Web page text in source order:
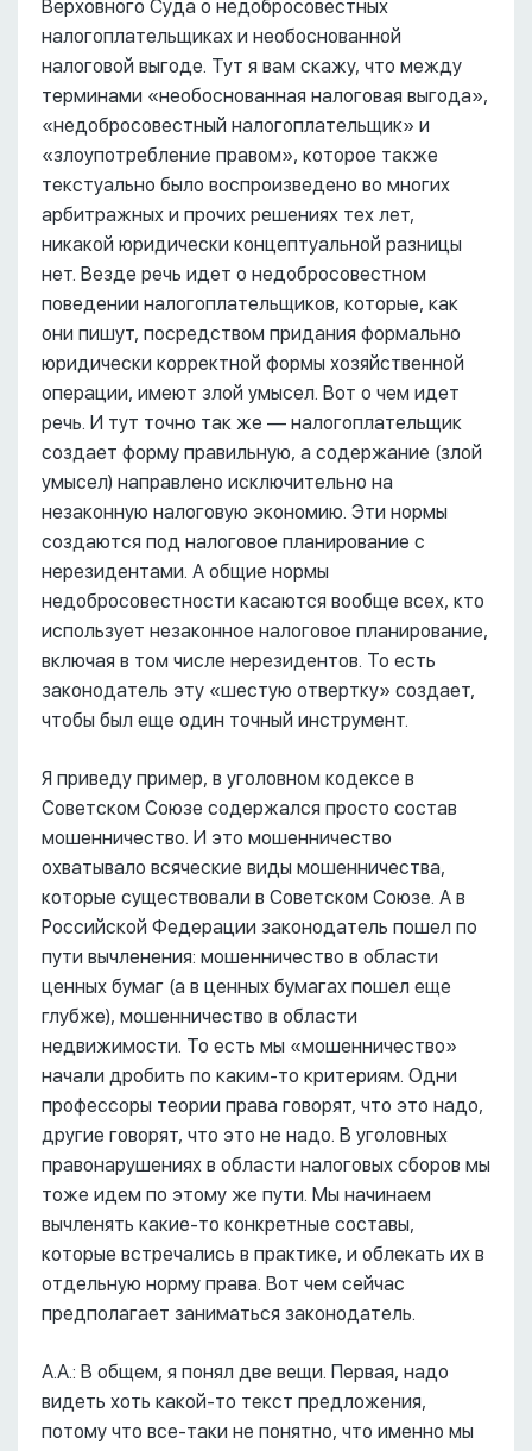
Верховного Суда о недобросовестных
налогоплательщиках и необоснованной
налоговой выгоде. Тут я вам скажу, что между
терминами «необоснованная налоговая выгода»,
«недобросовестный налогоплательщик» и
«злоупотребление правом», которое также
текстуально было воспроизведено во многих
арбитражных и прочих решениях тех лет,
никакой юридически концептуальной разницы
нет. Везде речь идет о недобросовестном
поведении налогоплательщиков, которые, как
они пишут, посредством придания формально
юридически корректной формы хозяйственной
операции, имеют злой умысел. Вот о чем идет
речь. И тут точно так же –– налогоплательщик
создает форму правильную, а содержание (злой
умысел) направлено исключительно на
незаконную налоговую экономию. Эти нормы
создаются под налоговое планирование с
нерезидентами. А общие нормы
недобросовестности касаются вообще всех, кто
использует незаконное налоговое планирование,
включая в том числе нерезидентов. То есть
законодатель эту «шестую отвертку» создает,
чтобы был еще один точный инструмент.
Я приведу пример, в уголовном кодексе в
Советском Союзе содержался просто состав
мошенничество. И это мошенничество
охватывало всяческие виды мошенничества,
которые существовали в Советском Союзе. А в
Российской Федерации законодатель пошел по
пути вычленения: мошенничество в области
ценных бумаг (а в ценных бумагах пошел еще
глубже), мошенничество в области
недвижимости. То есть мы «мошенничество»
начали дробить по каким-то критериям. Одни
профессоры теории права говорят, что это надо,
другие говорят, что это не надо. В уголовных
правонарушениях в области налоговых сборов мы
тоже идем по этому же пути. Мы начинаем
вычленять какие-то конкретные составы,
которые встречались в практике, и облекать их в
отдельную норму права. Вот чем сейчас
предполагает заниматься законодатель.
А.А.: В общем, я понял две вещи. Первая, надо
видеть хоть какой-то текст предложения,
потому что все-таки не понятно, что именно мы